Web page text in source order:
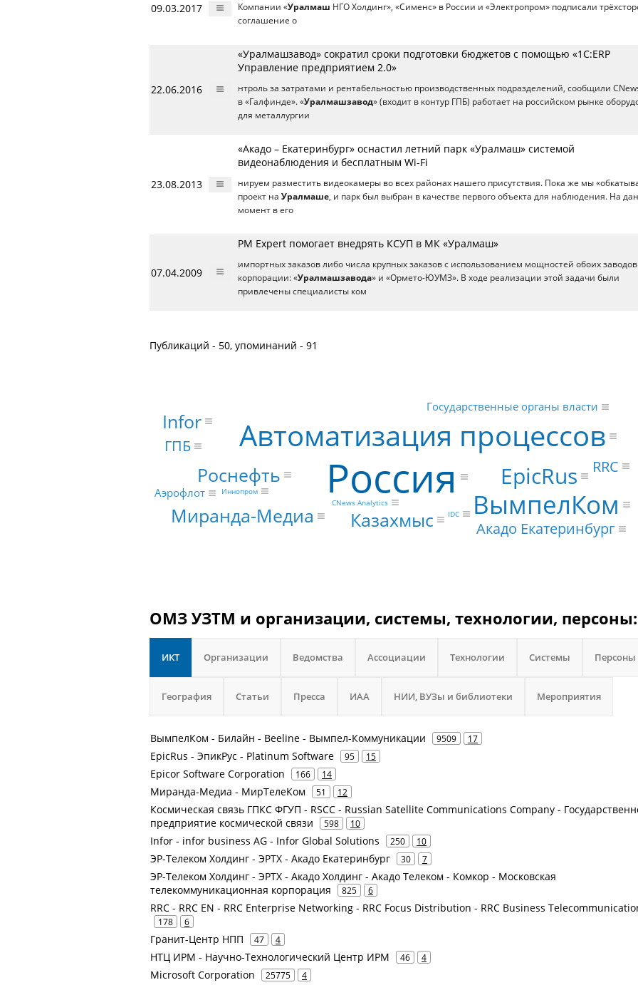
09.03.2017 Компании «Уралмаш НГО Холдинг», «Сименс» в России и «Электропром» подписали
соглашение о
22.06.2016
«Уралмашзавод» сократил сроки подготовки бюджетов с помощью «1C:ERP
Управление предприятием 2.0»
нтроль за затратами и рентабельностью производственных подразделений, сообщили
в «Галфинде». «Уралмашзавод» (входит в контур ГПБ) работает на российском рынке
для металлургии
23.08.2013
«Акадо – Екатеринбург» оснастил летний парк «Уралмаш» системой
видеонаблюдения и бесплатным Wi-Fi
нируем разместить видеокамеры во всех районах нашего присутствия. Пока же мы
проект на Уралмаше , и парк был выбран в качестве первого объекта для наблюдения. На
момент в его
07.04.2009
PM Expert помогает внедрять КСУП в МК «Уралмаш»
импортных заказов либо числа крупных заказов с использованием мощностей обоих заводов
корпорации: «Уралмашзавода» и «Ормето-ЮУМЗ». В ходе реализации этой задачи были
привлечены специалисты ком
Публикаций - 50, упоминаний - 91
Россия
Автоматизация процессов
ВымпелКом
EpicRus
Миранда-Медиа
Роснефть
Казахмыс
Infor
ГПБ
Акадо Екатеринбург
RRC
Государственные органы власти
Аэрофлот
CNews Analytics
IDC
Иннопром
ОМЗ УЗТМ и организации, системы, технологии, персоны:
ИКТ Организации Ведомства Ассоциации Технологии Системы Персоны
География Статьи Пресса ИАА НИИ, ВУЗы и библиотеки Мероприятия
ВымпелКом - Билайн - Beeline - Вымпел-Коммуникации 9509 17
EpicRus - ЭпикРус - Platinum Software 95 15
Epicor Software Corporation 166 14
Миранда-Медиа - МирТелеКом 51 12
Космическая связь ГПКС ФГУП - RSCC - Russian Satellite Communications Company -
предприятие космической связи
598 10
Infor - infor business AG - Infor Global Solutions 250 10
ЭР-Телеком Холдинг - ЭРТХ - Акадо Екатеринбург 30 7
ЭР-Телеком Холдинг - ЭРТХ - Акадо Холдинг - Акадо Телеком - Комкор - Московская
телекоммуникационная корпорация
825 6
RRC - RRC EN - RRC Enterprise Networking - RRC Focus Distribution - RRC Business
178 6
Гранит-Центр НПП 47 4
НТЦ ИРМ - Научно-Технологический Центр ИРМ 46 4
Microsoft Corporation 25775 4